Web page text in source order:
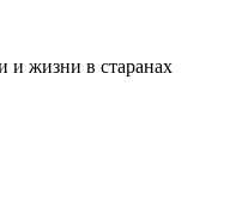
жизни в старанах